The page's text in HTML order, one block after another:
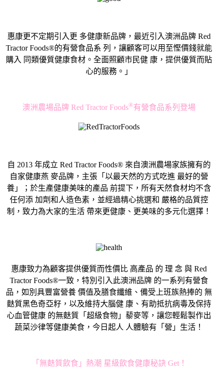
惠康更不定期引入更 多健康新品牌，最近引入澳洲品牌 Red
Tractor Foods®的有營食品系 列，讓顧客可以用至慳價錢就能
購入 同類優質健康食材。全面照顧市民健 康，提供優質而貼
心的服務。」
澳洲農場品牌 Red Tractor Foods®有營食品系列登場
自 2013 年成立 Red Tractor Foods® 來自澳洲農場家族擁有的
自家健康燕 麥品牌，主張「以最天然的方式吃進 最好的營
養」；於生產健康美味的產品 前提下，所有天然食材均不含
任何添 加劑和人造色素，並經過精心挑選和 嚴格的品質控
制，致力為大家的生活 帶來更健康、更美味的多元化選擇！
惠康致力為顧客提供優質而性價比 高產品 的 理 念 與 Red
Tractor Foods®一致，特別引入此澳洲品牌 的一系列有營食
品，如別具豐富營養 價值及膳食纖維、備受上班族熱捧的 無
麩質黑色奇亞籽，以及維持大腦健 康、有助抵抗病毒及保持
心血管健康 的無麩質「超級食物」藜麥等，讓您輕鬆製作出
蔬菜沙律等健康美食，今日起人 人體驗有「營」生活！
「無麩質飲食」熱潮 星級飲食健康秘訣 Get！